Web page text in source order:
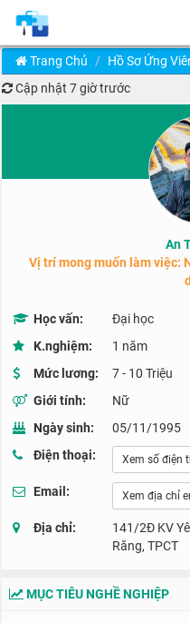
Trang Chủ Hồ Sơ Ứng
Cập nhật 7 giờ trước
An
Vị trí mong muốn làm việc:
Học vấn:
Đại học
K.nghiệm:
1 năm
Mức lương:
7 - 10 Triệu
Giới tính:
Nữ
Ngày sinh:
05/11/1995
Điện thoại:
Xem số điện
Email: Xem địa chỉ
Địa chỉ:
141/2Đ KV
Răng, TPCT
MỤC TIÊU NGHỀ NGHIỆP